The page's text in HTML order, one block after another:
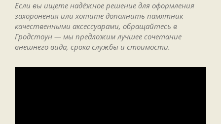
Если вы ищете надёжное решение для оформления
захоронения или хотите дополнить памятник
качественными аксессуарами, обращайтесь в
Гродстоун — мы предложим лучшее сочетание
внешнего вида, срока службы и стоимости.